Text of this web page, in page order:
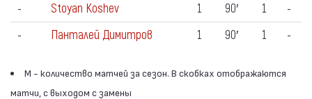
-
Stoyan Koshev 1 90′ 1
-
-
Панталей Димитров 1 90′ 1 -
М - количество матчей за сезон. В скобках отображаются
матчи, с выходом с замены